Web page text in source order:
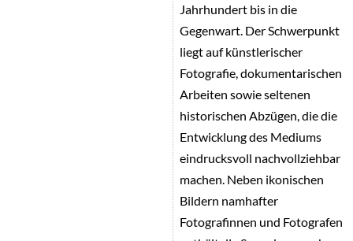
Jahrhundert bis in die
Gegenwart. Der Schwerpunkt
liegt auf künstlerischer
Fotografie, dokumentarischen
Arbeiten sowie seltenen
historischen Abzügen, die die
Entwicklung des Mediums
eindrucksvoll nachvollziehbar
machen. Neben ikonischen
Bildern namhafter
Fotografinnen und Fotografen